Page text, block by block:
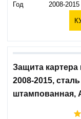
Год
2008-2015
Защита картера
2008-2015,
штампованная,